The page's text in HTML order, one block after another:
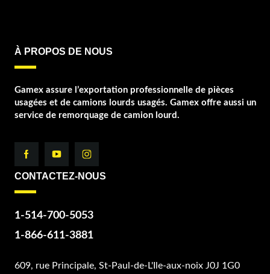
À PROPOS DE NOUS
Gamex assure l’exportation professionnelle de pièces
usagées et de camions lourds usagés. Gamex offre aussi un
service de remorquage de camion lourd.
CONTACTEZ-NOUS
1-514-700-5053
1-866-611-3881
609, rue Principale, St-Paul-de-L'Ile-aux-noix J0J 1G0